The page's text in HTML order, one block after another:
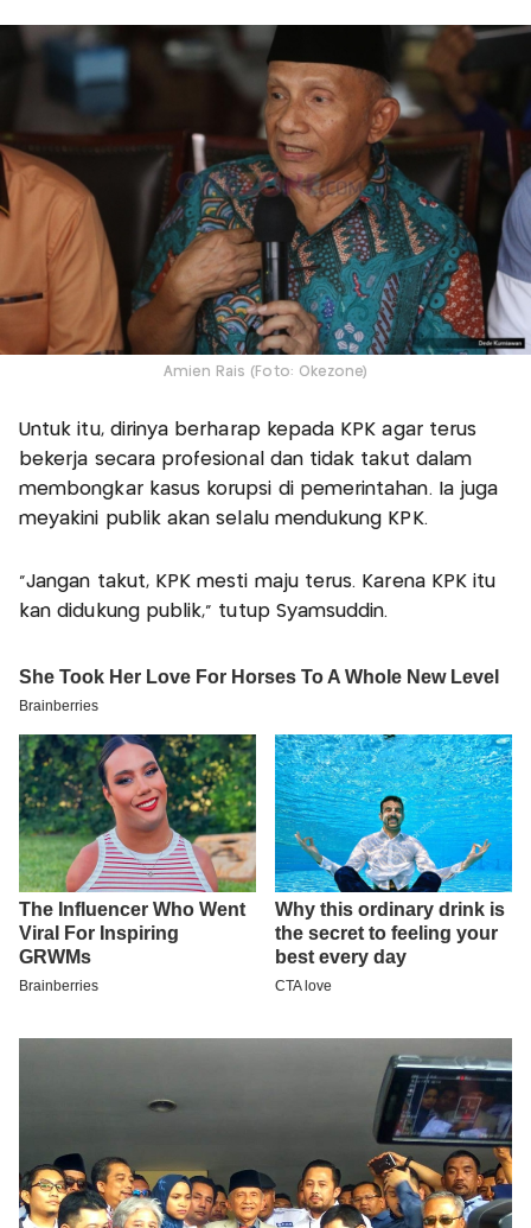
Amien Rais (Foto: Okezone)
Untuk itu, dirinya berharap kepada KPK agar terus
bekerja secara profesional dan tidak takut dalam
membongkar kasus korupsi di pemerintahan. Ia juga
meyakini publik akan selalu mendukung KPK.
"Jangan takut, KPK mesti maju terus. Karena KPK itu
kan didukung publik," tutup Syamsuddin.